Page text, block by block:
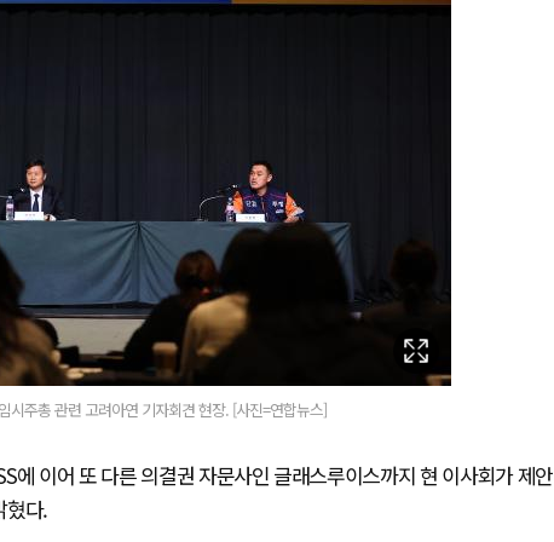
시주총 관련 고려아연 기자회견 현장. [사진=연합뉴스]
에 이어 또 다른 의결권 자문사인 글래스루이스까지 현 이사회가 제안
혔다.